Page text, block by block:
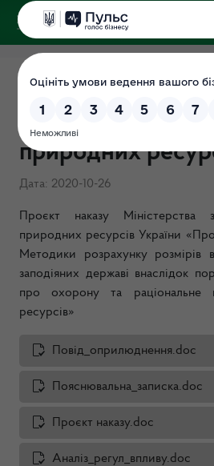
Проєкт наказу
захисту довкілля
природних
Дата: 2020-10-26
Проєкт наказу Міністерства
природних ресурсів України
Методики розрахунку розмірів
заподіяних державі внаслідок
про охорону та раціональне
ресурсів»
Повiд_оприлюднення.doc
Пояснювальна_записка.doc
Проєкт наказу.doc
Аналіз_регул_впливу.doc